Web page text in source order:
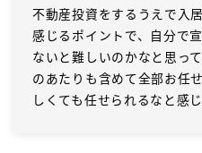
不動産投資をするうえで入
感じるポイントで、自分で
ないと難しいのかなと思っ
のあたりも含めて全部お任
しくても任せられるなと感じ